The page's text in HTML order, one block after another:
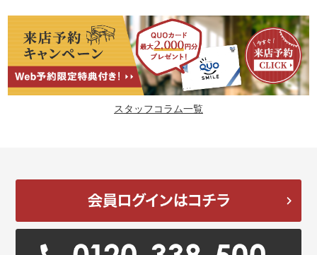
スタッフコラム一覧